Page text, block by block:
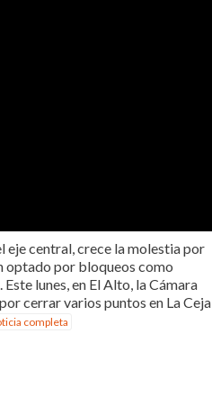
eje central, crece la molestia por
optado por bloqueos como
lunes, en El Alto, la Cámara
cerrar varios puntos en La Ceja
completa